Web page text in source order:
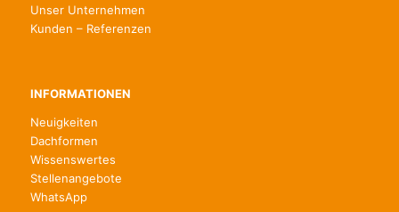
Unser Unternehmen
Kunden – Referenzen
INFORMATIONEN
Neuigkeiten
Dachformen
Wissenswertes
Stellenangebote
WhatsApp